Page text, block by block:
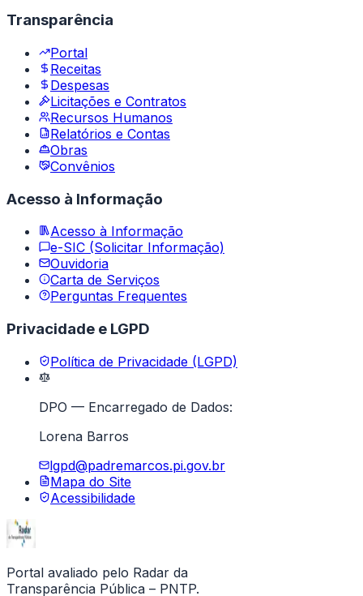
Transparência
Portal
Receitas
Despesas
Licitações e Contratos
Recursos Humanos
Relatórios e Contas
Obras
Convênios
Acesso à Informação
Acesso à Informação
e-SIC (Solicitar Informação)
Ouvidoria
Carta de Serviços
Perguntas Frequentes
Privacidade e LGPD
Política de Privacidade (LGPD)
DPO — Encarregado de Dados:
Lorena Barros
lgpd@padremarcos.pi.gov.br
Mapa do Site
Acessibilidade
Portal avaliado pelo Radar da
Transparência Pública – PNTP.